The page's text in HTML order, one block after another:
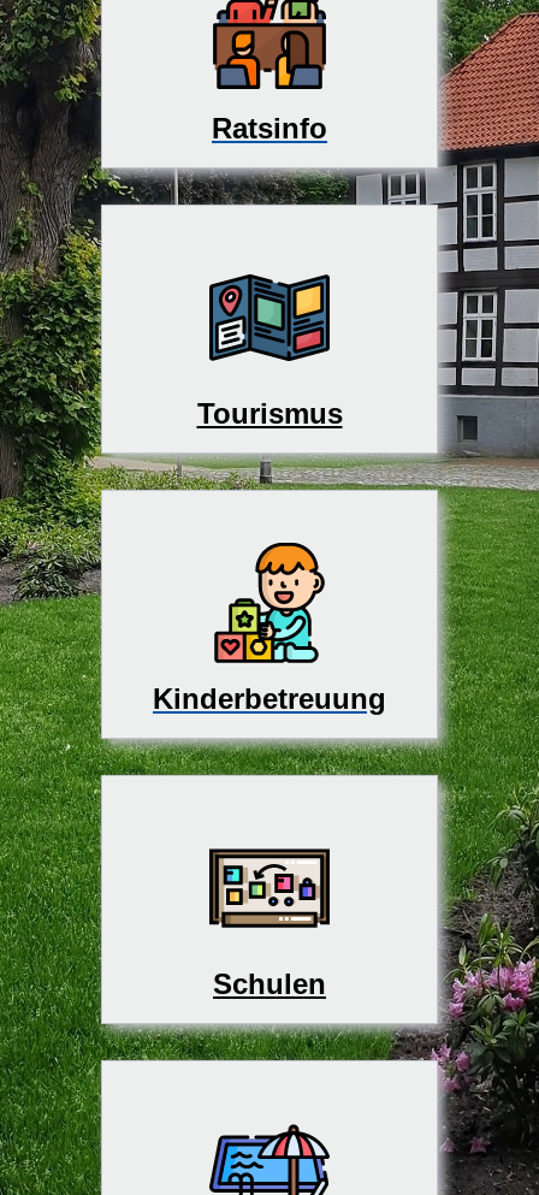
Ratsinfo
Tourismus
Kinderbetreuung
Schulen